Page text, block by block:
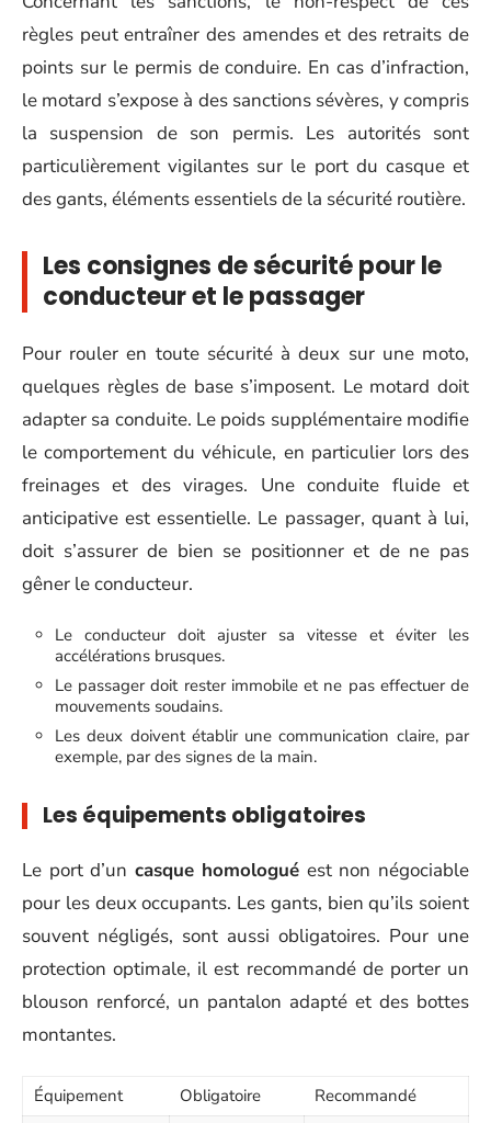
règles peut entraîner des amendes et des retraits de
points sur le permis de conduire. En cas d’infraction,
le motard s’expose à des sanctions sévères, y compris
la suspension de son permis. Les autorités sont
particulièrement vigilantes sur le port du casque et
des gants, éléments essentiels de la sécurité routière.
Les consignes de sécurité pour le
conducteur et le passager
Pour rouler en toute sécurité à deux sur une moto,
quelques règles de base s’imposent. Le motard doit
adapter sa conduite. Le poids supplémentaire modifie
le comportement du véhicule, en particulier lors des
freinages et des virages. Une conduite fluide et
anticipative est essentielle. Le passager, quant à lui,
doit s’assurer de bien se positionner et de ne pas
gêner le conducteur.
Le conducteur doit ajuster sa vitesse et éviter les
accélérations brusques.
Le passager doit rester immobile et ne pas effectuer de
mouvements soudains.
Les deux doivent établir une communication claire, par
exemple, par des signes de la main.
Les équipements obligatoires
Le port d’un casque homologué est non négociable
pour les deux occupants. Les gants, bien qu’ils soient
souvent négligés, sont aussi obligatoires. Pour une
protection optimale, il est recommandé de porter un
blouson renforcé, un pantalon adapté et des bottes
montantes.
Équipement Obligatoire
Recommandé